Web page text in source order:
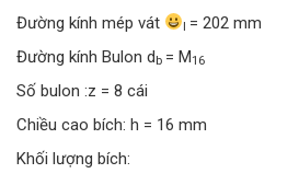
Đường kính mép vát
= 202 mm
Đường kính Bulon d b = M16
Số bulon :z = 8 cái
Chiều cao bích: h = 16 mm
Khối lượng bích: